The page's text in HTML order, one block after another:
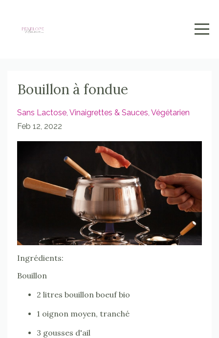
Bouillon à fondue
Sans Lactose Vinaigrettes & Sauces Végétarien
Feb 12, 2022
Ingrédients:
Bouillon
2 litres bouillon boeuf bio
1 oignon moyen, tranché
3 gousses d'ail